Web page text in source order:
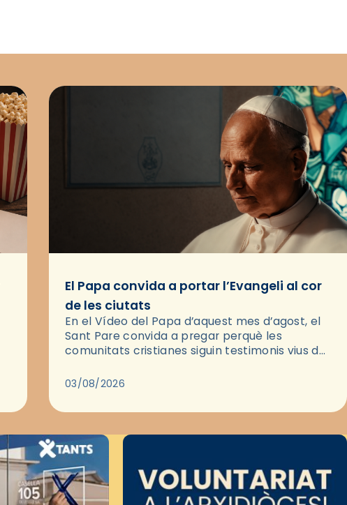
El Papa convida a portar l’Evangeli al cor
de les ciutats
En el Vídeo del Papa d’aquest mes d’agost, el
Sant Pare convida a pregar perquè les
comunitats cristianes siguin testimonis vius de
pregària, el…
03/08/2026